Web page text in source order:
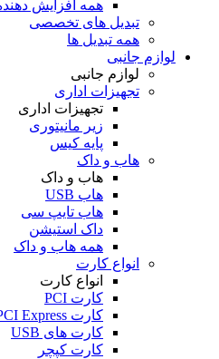
همه افزایش
تبدیل های تخصصی
همه تبدیل ها
لوازم جانبی
لوازم جانبی
تجهیزات اداری
تجهیزات اداری
زیر مانیتوری
پایه کیس
هاب و داک
هاب و داک
هاب USB
هاب تایپ سی
داک استیشن
همه هاب و داک
انواع کارت
انواع کارت
کارت PCI
کارت PCI Express
کارت های USB
کارت کپچر